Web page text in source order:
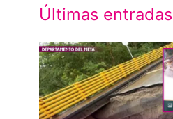
Últimas entradas